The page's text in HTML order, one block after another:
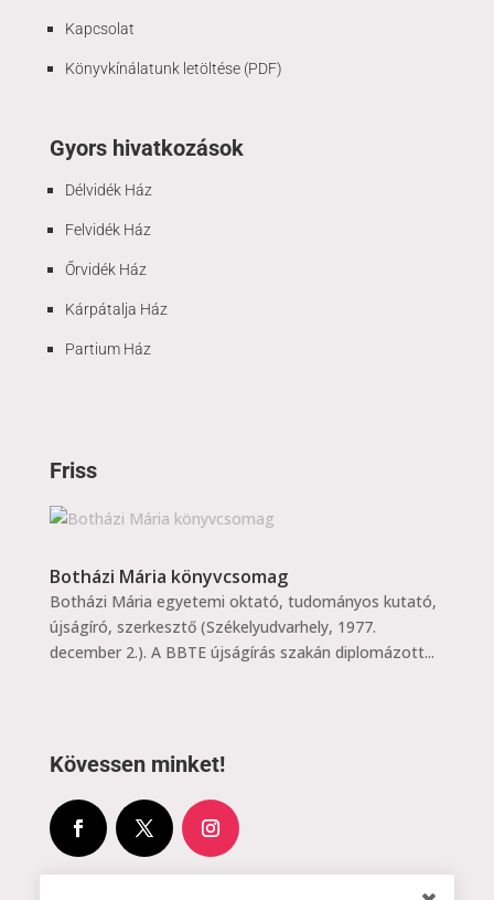
Kapcsolat
Könyvkínálatunk letöltése (PDF)
Gyors hivatkozások
Délvidék Ház
Felvidék Ház
Őrvidék Ház
Kárpátalja Ház
Partium Ház
Friss
Botházi Mária könyvcsomag
Botházi Mária egyetemi oktató, tudományos kutató,
újságíró, szerkesztő (Székelyudvarhely, 1977.
december 2.). A BBTE újságírás szakán diplomázott...
Kövessen minket!